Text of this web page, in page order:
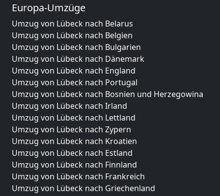
Europa-Umzüge
Umzug von Lübeck nach Belarus
Umzug von Lübeck nach Belgien
Umzug von Lübeck nach Bulgarien
Umzug von Lübeck nach Dänemark
Umzug von Lübeck nach England
Umzug von Lübeck nach Portugal
Umzug von Lübeck nach Bosnien und Herzegowina
Umzug von Lübeck nach Irland
Umzug von Lübeck nach Lettland
Umzug von Lübeck nach Zypern
Umzug von Lübeck nach Kroatien
Umzug von Lübeck nach Estland
Umzug von Lübeck nach Finnland
Umzug von Lübeck nach Frankreich
Umzug von Lübeck nach Griechenland